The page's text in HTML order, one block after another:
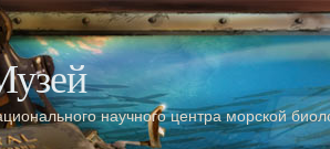
научного центра морской